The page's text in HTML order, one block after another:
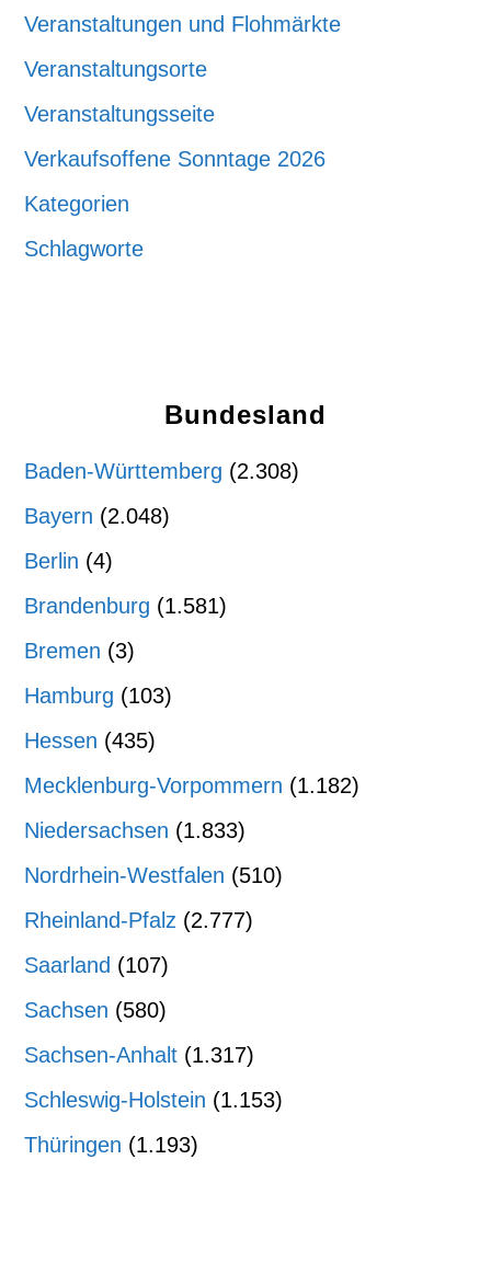
Veranstaltungen und Flohmärkte
Veranstaltungsorte
Veranstaltungsseite
Verkaufsoffene Sonntage 2026
Kategorien
Schlagworte
Bundesland
Baden-Württemberg (2.308)
Bayern (2.048)
Berlin (4)
Brandenburg (1.581)
Bremen (3)
Hamburg (103)
Hessen (435)
Mecklenburg-Vorpommern (1.182)
Niedersachsen (1.833)
Nordrhein-Westfalen (510)
Rheinland-Pfalz (2.777)
Saarland (107)
Sachsen (580)
Sachsen-Anhalt (1.317)
Schleswig-Holstein (1.153)
Thüringen (1.193)